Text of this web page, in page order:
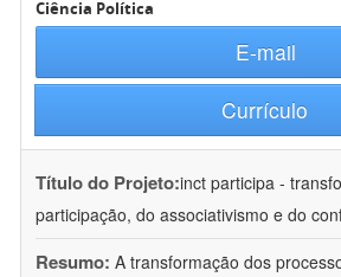
Ciência Política
E-mail
Currículo
Título do Projeto:inct participa -
participação, do associativismo e do
Resumo: A transformação dos